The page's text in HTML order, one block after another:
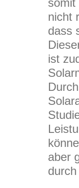
somit
nicht
dass
ist
aber